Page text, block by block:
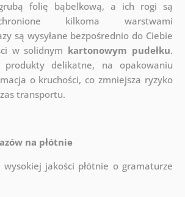
folię bąbelkową, a ich rogi są
kilkoma warstwami
są wysyłane bezpośrednio do Ciebie
w solidnym kartonowym pudełku.
delikatne, na opakowaniu
o kruchości, co zmniejsza ryzyko
transportu.
na płótnie
jakości płótnie o gramaturze